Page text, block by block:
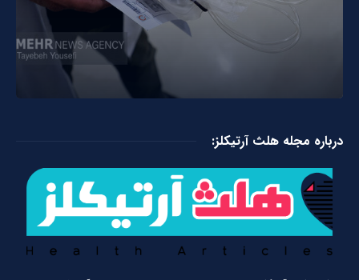
درباره مجله هلث آرتیکلز: